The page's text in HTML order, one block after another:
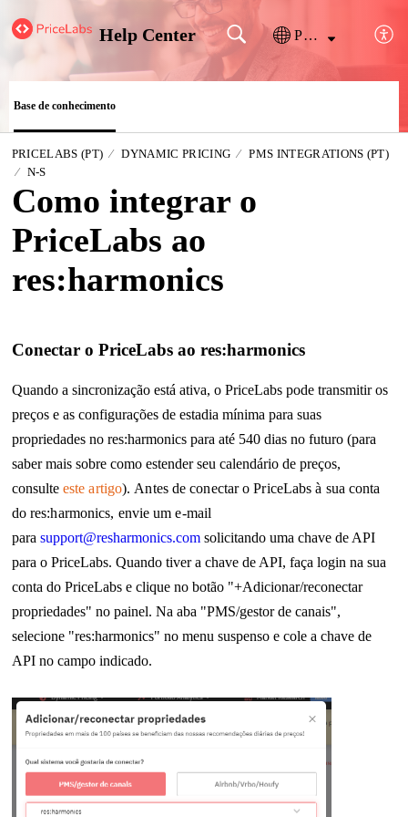
Help Center Português
Base de conhecimento
PRICELABS (PT) DYNAMIC PRICING
PMS INTEGRATIONS (PT)
N-S
Como integrar o
PriceLabs ao
res:harmonics
Conectar o PriceLabs ao res:harmonics
Quando a sincronização está ativa, o PriceLabs pode transmitir os
preços e as configurações de estadia mínima para suas
propriedades no res:harmonics para até 540 dias no futuro (para
saber mais sobre como estender seu calendário de preços,
consulte este artigo). Antes de conectar o PriceLabs à sua conta
do res:harmonics, envie um e-mail
parasupport@resharmonics.com solicitando uma chave de API
para o PriceLabs. Quando tiver a chave de API, faça login na sua
conta do PriceLabs e clique no botão "+Adicionar/reconectar
propriedades" no painel. Na aba "PMS/gestor de canais",
selecione "res:harmonics" no menu suspenso e cole a chave de
API no campo indicado.